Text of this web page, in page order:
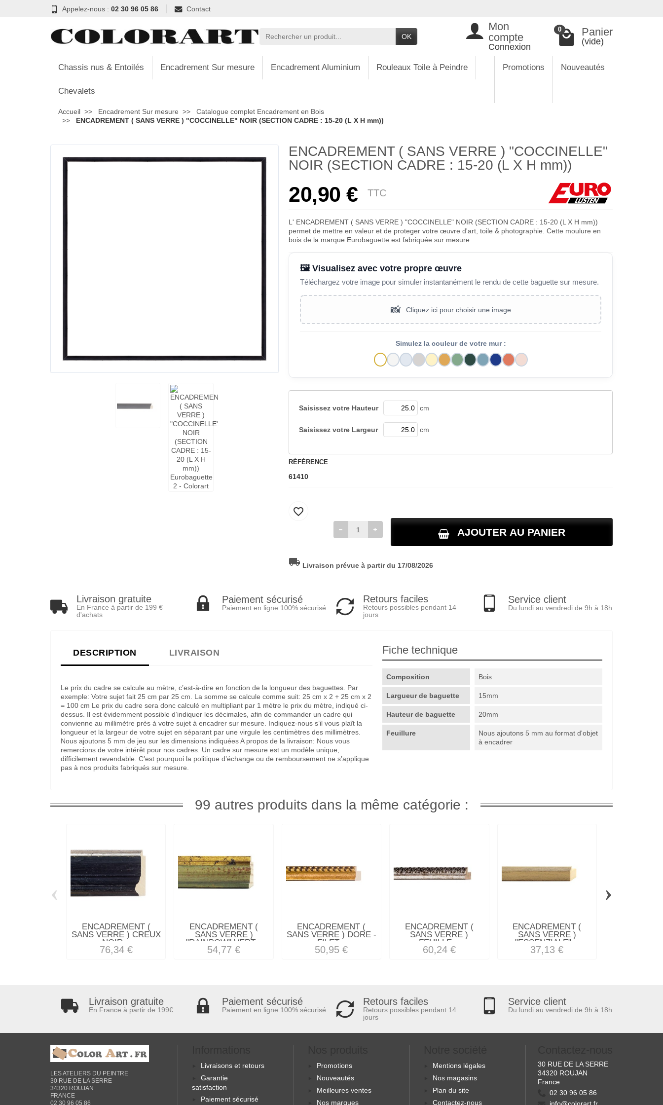
Appelez-nous : 02 30 96 05 86 Contact
OK
Mon
compte
Connexion
0 Panier
(vide)
Chassis nus & Entoilés Encadrement Sur mesure Encadrement Aluminium Rouleaux Toile à Peindre
Chevalets
Promotions Nouveautés
Accueil Encadrement Sur mesure
Catalogue complet Encadrement en Bois
ENCADREMENT ( SANS VERRE ) "COCCINELLE" NOIR (SECTION CADRE : 15-20 (L X H mm))
ENCADREMENT ( SANS VERRE ) "COCCINELLE"
NOIR (SECTION CADRE : 15-20 (L X H mm))
20,90 € TTC
L' ENCADREMENT ( SANS VERRE ) "COCCINELLE" NOIR (SECTION CADRE : 15-20 (L X H mm))
permet de mettre en valeur et de proteger votre œuvre d'art, toile & photographie. Cette moulure en
bois de la marque Eurobaguette est fabriquée sur mesure
🖼️ Visualisez avec votre propre œuvre
Téléchargez votre image pour simuler instantanément le rendu de cette baguette sur mesure.
📸 Cliquez ici pour choisir une image
Simulez la couleur de votre mur :
Saisissez votre Hauteur cm
Saisissez votre Largeur cm
RÉFÉRENCE
61410
AJOUTER AU PANIER
favorite_border
local_shipping Livraison prévue à partir du 17/08/2026
Livraison gratuite
En France à partir de 199 €
d'achats
Paiement sécurisé
Paiement en ligne 100% sécurisé
Retours faciles
Retours possibles pendant 14
jours
Service client
Du lundi au vendredi de 9h à 18h
DESCRIPTION LIVRAISON
Le prix du cadre se calcule au mètre, c’est-à-dire en fonction de la longueur des baguettes. Par
exemple: Votre sujet fait 25 cm par 25 cm. La somme se calcule comme suit: 25 cm x 2 + 25 cm x 2
= 100 cm Le prix du cadre sera donc calculé en multipliant par 1 mètre le prix du mètre, indiqué ci-
dessus. Il est évidemment possible d’indiquer les décimales, afin de commander un cadre qui
convienne au millimètre près à votre sujet à encadrer sur mesure. Indiquez-nous s’il vous plaît la
longueur et la largeur de votre sujet en séparant par une virgule les centimètres des millimètres.
Nous ajoutons 5 mm de jeu sur les dimensions indiquées A propos de la livraison: Nous vous
remercions de votre intérêt pour nos cadres. Un cadre sur mesure est un modèle unique,
difficilement revendable. C’est pourquoi la politique d’échange ou de remboursement ne s’applique
pas à nos produits fabriqués sur mesure.
Fiche technique
Composition Bois
Largueur de baguette 15mm
Hauteur de baguette 20mm
Feuillure
Nous ajoutons 5 mm au format d'objet
à encadrer
99 autres produits dans la même catégorie :
ENCADREMENT (
SANS VERRE ) CREUX
NOIR...
76,34 €
ENCADREMENT (
SANS VERRE )
"RAINBOW" VERT...
54,77 €
ENCADREMENT (
SANS VERRE ) DORE -
FILET...
50,95 €
ENCADREMENT (
SANS VERRE )
FEUILLE...
60,24 €
ENCADREMENT (
SANS VERRE )
"ESSENZIALE"...
37,13 €
‹ ›
Livraison gratuite
En France à partir de 199€
Paiement sécurisé
Paiement en ligne 100% sécurisé
Retours faciles
Retours possibles pendant 14
jours
Service client
Du lundi au vendredi de 9h à 18h
LES ATELIERS DU PEINTRE
30 RUE DE LA SERRE
34320 ROUJAN
FRANCE
02 30 96 05 86
Livraisons et retours
Garantie
satisfaction
Paiement sécurisé
Promotions
Nouveautés
Meilleures ventes
Nos marques
Mentions légales
Nos magasins
Plan du site
Contactez-nous
30 RUE DE LA SERRE
34320 ROUJAN
France
02 30 96 05 86